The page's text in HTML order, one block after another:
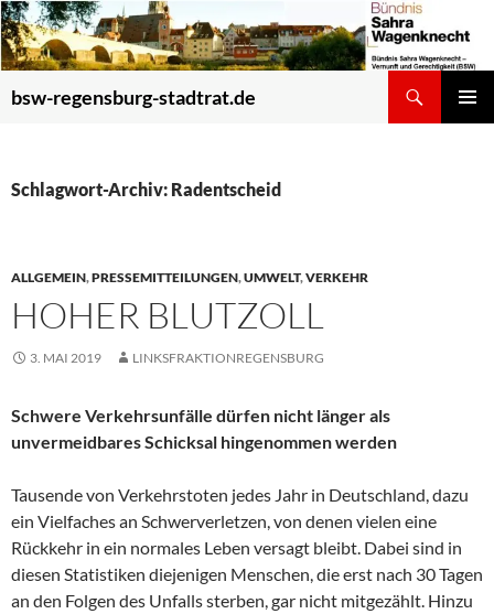
Zum
Inhalt
springen
bsw-regensburg-stadtrat.de
Schlagwort-Archiv: Radentscheid
ALLGEMEIN,PRESSEMITTEILUNGEN,UMWELT,VERKEHR
HOHER BLUTZOLL
3. MAI 2019 LINKSFRAKTIONREGENSBURG
Schwere Verkehrsunfälle dürfen nicht länger als
unvermeidbares Schicksal hingenommen werden
Tausende von Verkehrstoten jedes Jahr in Deutschland, dazu
ein Vielfaches an Schwerverletzen, von denen vielen eine
Rückkehr in ein normales Leben versagt bleibt. Dabei sind in
diesen Statistiken diejenigen Menschen, die erst nach 30 Tagen
an den Folgen des Unfalls sterben, gar nicht mitgezählt. Hinzu